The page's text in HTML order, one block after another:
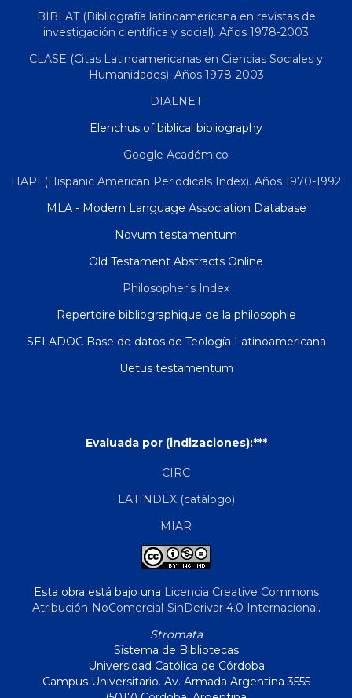
BIBLAT (Bibliografía latinoamericana en revistas de
investigación científica y social). Años 1978-2003
CLASE (Citas Latinoamericanas en Ciencias Sociales y
Humanidades). Años 1978-2003
DIALNET
Elenchus of biblical bibliography
Google Académico
HAPI (Hispanic American Periodicals Index). Años 1970-1992
MLA - Modern Language Association Database
Novum testamentum
Old Testament Abstracts Online
Philosopher's Index
Repertoire bibliographique de la philosophie
SELADOC Base de datos de Teología Latinoamericana
Uetus testamentum
Evaluada por (indizaciones):***
CIRC
LATINDEX (catálogo)
MIAR
Esta obra está bajo una Licencia Creative Commons
Atribución-NoComercial-SinDerivar 4.0 Internacional.
Stromata
Sistema de Bibliotecas
Universidad Católica de Córdoba
Campus Universitario. Av. Armada Argentina 3555